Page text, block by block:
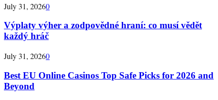
July 31, 20260
Výplaty výher a zodpovědné hraní: co musí vědět
každý hráč
July 31, 20260
Best EU Online Casinos Top Safe Picks for 2026 and
Beyond